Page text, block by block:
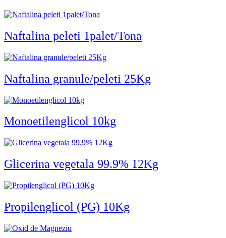
Naftalina peleti 1palet/Tona
Naftalina granule/peleti 25Kg
Monoetilenglicol 10kg
Glicerina vegetala 99.9% 12Kg
Propilenglicol (PG) 10Kg